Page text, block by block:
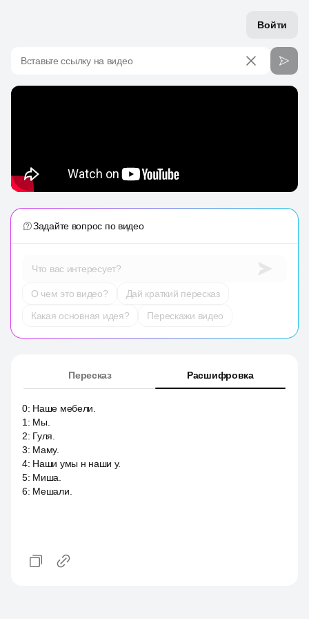
Войти
Вставьте ссылку на видео
Задайте вопрос по видео
Что вас интересует?
О чем это видео?
Дай краткий пересказ
Какая основная идея?
Перескажи видео
Пересказ Расшифровка
0: Наше мебели.
1 : Мы.
2: Гуля.
3: Маму.
4: Наши умы н наши у.
5: Миша.
6: Мешали.